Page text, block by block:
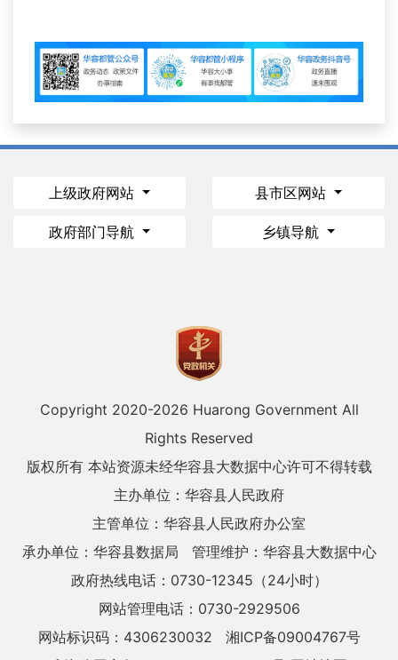
上级政府网站 县市区网站
政府部门导航 乡镇导航
Copyright 2020-2026 Huarong Government All
Rights Reserved
版权所有 本站资源未经华容县大数据中心许可不得转载
主办单位：华容县人民政府
主管单位：华容县人民政府办公室
承办单位：华容县数据局
管理维护：华容县大数据中心
政府热线电话：0730-12345（24小时）
网站管理电话：0730-2929506
网站标识码：4306230032
湘ICP备09004767号